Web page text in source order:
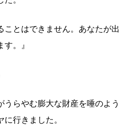
ことはできません。あなたが出
。』
らやむ膨大な財産を唾のよう
行きました。